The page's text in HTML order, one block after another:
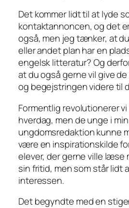
Det kommer lidt til at lyde
kontaktannoncen, og det
også, men jeg tænker, at
eller andet plan har en
engelsk litteratur? Og
at du også gerne vil give
og begejstringen videre til
Formentlig revolutionerer
hverdag, men de unge i min
ungdomsredaktion kunne
være en inspirationskilde
elever, der gerne ville læse
sin fritid, men som står lidt
interessen.
Det begyndte med en